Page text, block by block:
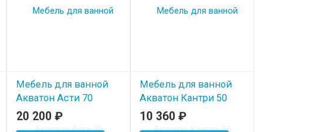
Мебель для ванной
Акватон Асти 70
В наличии
20 200 ₽
Мебель для ванной
Акватон Кантри 50
В наличии
10 360₽